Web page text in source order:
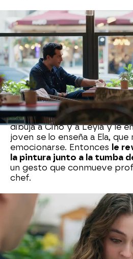
Confundido, Civan se
él, Ceren es una chica
pero no puede dejar de
infancia, Leyla."Pienso en
Leyla llegó al vertedero,
Todo cobró color"
, le
colega le aconseja que la
no es tan sencillo.
Mientras Civan conversa
dibuja a Cino y a Leyla y le
joven se lo enseña a Ela,
emocionarse. Entonces le
la pintura junto a la tumba
un gesto que conmueve
chef.
» Series » Leyla » Mejores